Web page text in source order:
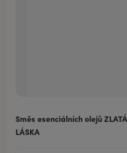
Směs esenciálních olejů
LÁSKA